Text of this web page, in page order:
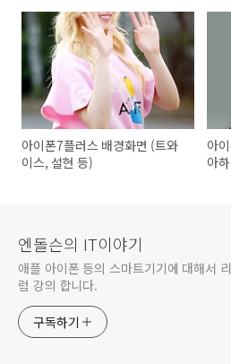
아이폰7플러스 배경화면 (트와
이스, 설현 등)
아
아
엔돌슨의 IT이야기
애플 아이폰 등의 스마트기기에 대해서
럼 강의 합니다.
구독하기